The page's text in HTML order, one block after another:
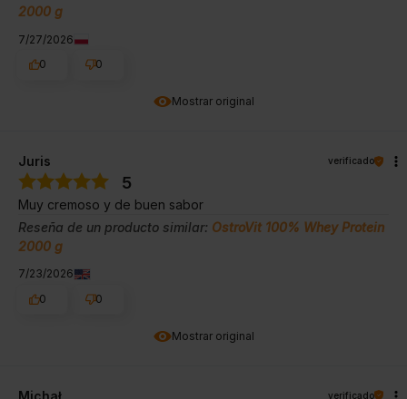
Mostrar original
2000 g
7/27/2026
0
0
Mostrar original
Juris verificado
5
Muy cremoso y de buen sabor
Reseña de un producto similar: OstroVit 100% Whey Protein
2000 g
7/23/2026
0
0
Michał verificado